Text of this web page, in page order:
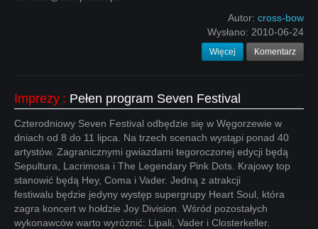
Autor: cross-bow
Wysłano: 2010-06-24
Więcej Komentarz
Imprezy : Pełen program Seven Festival
Czterodniowy Seven Festival odbędzie się w Węgorzewie w
dniach od 8 do 11 lipca. Na trzech scenach wystąpi ponad 40
artystów. Zagranicznymi gwiazdami tegoroczonej edycji będą
Sepultura, Lacrimosa i The Legendary Pink Dots. Krajowy top
stanowić będą Hey, Coma i Vader. Jedną z atrakcji
festiwalu będzie jedyny występ supergrupy Heart Soul, która
zagra koncert w hołdzie Joy Division. Wśród pozostałych
wykonawców warto wyróznić: Lipali, Vader i Closterkeller.